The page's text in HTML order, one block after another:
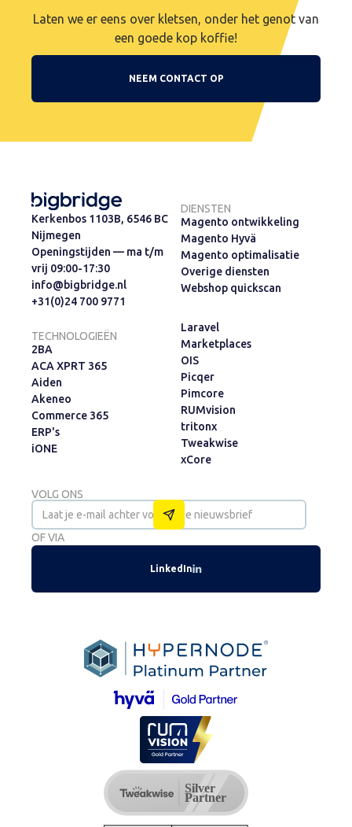
Laten we er eens over kletsen, onder het genot van
een goede kop koffie!
NEEM CONTACT OP
Kerkenbos 1103B, 6546 BC
Nijmegen
Openingstijden — ma t/m
vrij 09:00-17:30
info@bigbridge.nl
+31(0)24 700 9771
DIENSTEN
Magento ontwikkeling
Magento Hyvä
Magento optimalisatie
Overige diensten
Webshop quickscan
TECHNOLOGIEËN
2BA
ACA XPRT 365
Aiden
Akeneo
Commerce 365
ERP's
iONE
Laravel
Marketplaces
OIS
Picqer
Pimcore
RUMvision
tritonx
Tweakwise
xCore
VOLG ONS
OF VIA
LinkedIn